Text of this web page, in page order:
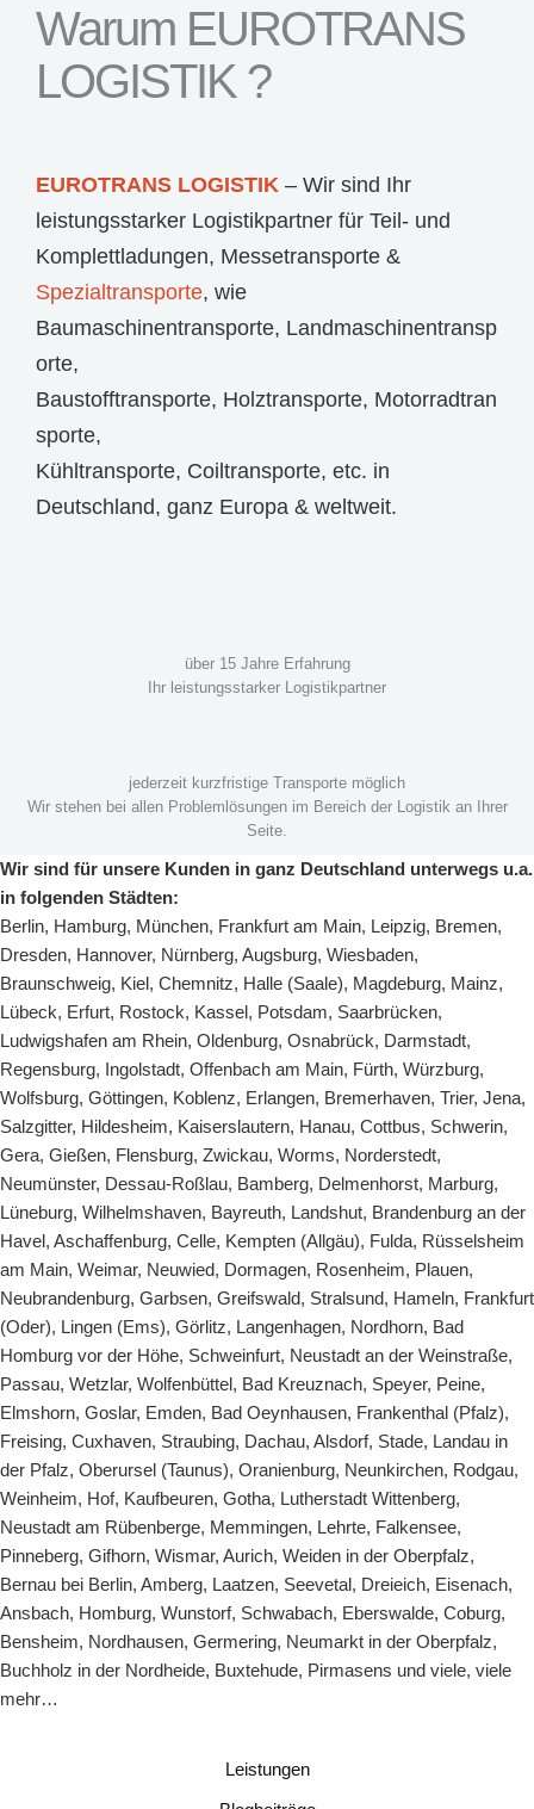
Warum EUROTRANS
LOGISTIK ?
EUROTRANS LOGISTIK – Wir sind Ihr
leistungsstarker Logistikpartner für Teil- und
Komplettladungen, Messetransporte &
Spezialtransporte, wie
Baumaschinentransporte, Landmaschinentransp
orte,
Baustofftransporte, Holztransporte, Motorradtran
sporte,
Kühltransporte, Coiltransporte, etc. in
Deutschland, ganz Europa & weltweit.
über 15 Jahre Erfahrung
Ihr leistungsstarker Logistikpartner
jederzeit kurzfristige Transporte möglich
Wir stehen bei allen Problemlösungen im Bereich der Logistik an Ihrer
Seite.
Wir sind für unsere Kunden in ganz Deutschland unterwegs u.a.
in folgenden Städten:
Berlin, Hamburg, München, Frankfurt am Main, Leipzig, Bremen,
Dresden, Hannover, Nürnberg, Augsburg, Wiesbaden,
Braunschweig, Kiel , Chemnitz, Halle (Saale), Magdeburg, Mainz,
Lübeck, Erfurt, Rostock, Kassel , Potsdam, Saarbrücken,
Ludwigshafen am Rhein, Oldenburg, Osnabrück, Darmstadt,
Regensburg, Ingolstadt, Offenbach am Main, Fürth, Würzburg,
Wolfsburg, Göttingen, Koblenz, Erlangen, Bremerhaven, Trier, Jena,
Salzgitter, Hildesheim, Kaiserslautern, Hanau, Cottbus, Schwerin,
Gera, Gießen, Flensburg, Zwickau, Worms, Norderstedt,
Neumünster, Dessau-Roßlau, Bamberg, Delmenhorst, Marburg,
Lüneburg, Wilhelmshaven, Bayreuth, Landshut, Brandenburg an der
Havel , Aschaffenburg, Celle, Kempten (Allgäu), Fulda, Rüsselsheim
am Main, Weimar, Neuwied, Dormagen, Rosenheim, Plauen,
Neubrandenburg, Garbsen, Greifswald, Stralsund, Hameln, Frankfurt
(Oder), Lingen (Ems), Görlitz, Langenhagen, Nordhorn, Bad
Homburg vor der Höhe, Schweinfurt, Neustadt an der Weinstraße,
Passau, Wetzlar, Wolfenbüttel , Bad Kreuznach, Speyer, Peine,
Elmshorn, Goslar, Emden, Bad Oeynhausen, Frankenthal (Pfalz),
Freising, Cuxhaven, Straubing, Dachau, Alsdorf, Stade, Landau in
der Pfalz, Oberursel (Taunus), Oranienburg, Neunkirchen, Rodgau,
Weinheim, Hof, Kaufbeuren, Gotha, Lutherstadt Wittenberg,
Neustadt am Rübenberge, Memmingen, Lehrte, Falkensee,
Pinneberg, Gifhorn, Wismar, Aurich, Weiden in der Oberpfalz,
Bernau bei Berlin, Amberg, Laatzen, Seevetal , Dreieich, Eisenach,
Ansbach, Homburg, Wunstorf, Schwabach, Eberswalde, Coburg,
Bensheim, Nordhausen, Germering, Neumarkt in der Oberpfalz,
Buchholz in der Nordheide, Buxtehude, Pirmasens und viele, viele
mehr…
Leistungen